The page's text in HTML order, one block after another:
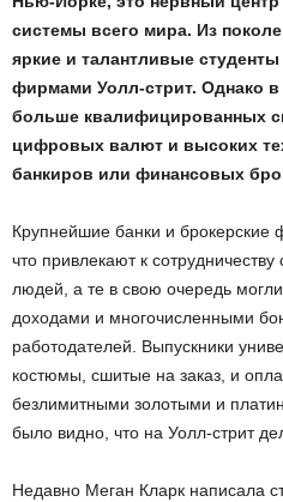
системы всего мира. Из
яркие и талантливые
фирмами Уолл-стрит. Однако
больше квалифицированных
цифровых валют и высоких
банкиров или финансовых
Крупнейшие банки и брокерские
что привлекают к
людей, а те в свою очередь
доходами и многочисленными
работодателей. Выпускники
костюмы, сшитые на заказ, и
безлимитными золотыми и
было видно, что на Уолл-стрит
Недавно Меган Кларк написала